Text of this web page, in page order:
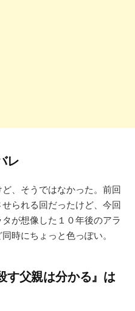
レ
、そうではなかった。前回
られる回だったけど、今回
が想像した１０年後のアラ
時にちょっと色っぽい。
す父親は分かる』は